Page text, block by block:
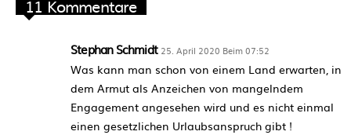
11 Kommentare
Stephan Schmidt 25. April 2020 Beim 07:52
Was kann man schon von einem Land erwarten, in
dem Armut als Anzeichen von mangelndem
Engagement angesehen wird und es nicht einmal
einen gesetzlichen Urlaubsanspruch gibt !